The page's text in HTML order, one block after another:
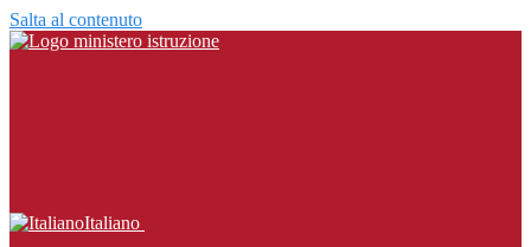
Salta al contenuto
Italiano